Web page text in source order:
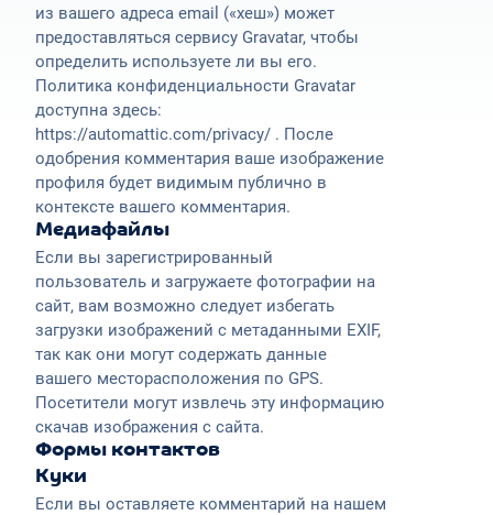
из вашего адреса email («хеш») может
предоставляться сервису Gravatar, чтобы
определить используете ли вы его.
Политика конфиденциальности Gravatar
доступна здесь:
https://automattic.com/privacy/ . После
одобрения комментария ваше изображение
профиля будет видимым публично в
контексте вашего комментария.
Медиафайлы
Если вы зарегистрированный
пользователь и загружаете фотографии на
сайт, вам возможно следует избегать
загрузки изображений с метаданными EXIF,
так как они могут содержать данные
вашего месторасположения по GPS.
Посетители могут извлечь эту информацию
скачав изображения с сайта.
Формы контактов
Куки
Если вы оставляете комментарий на нашем